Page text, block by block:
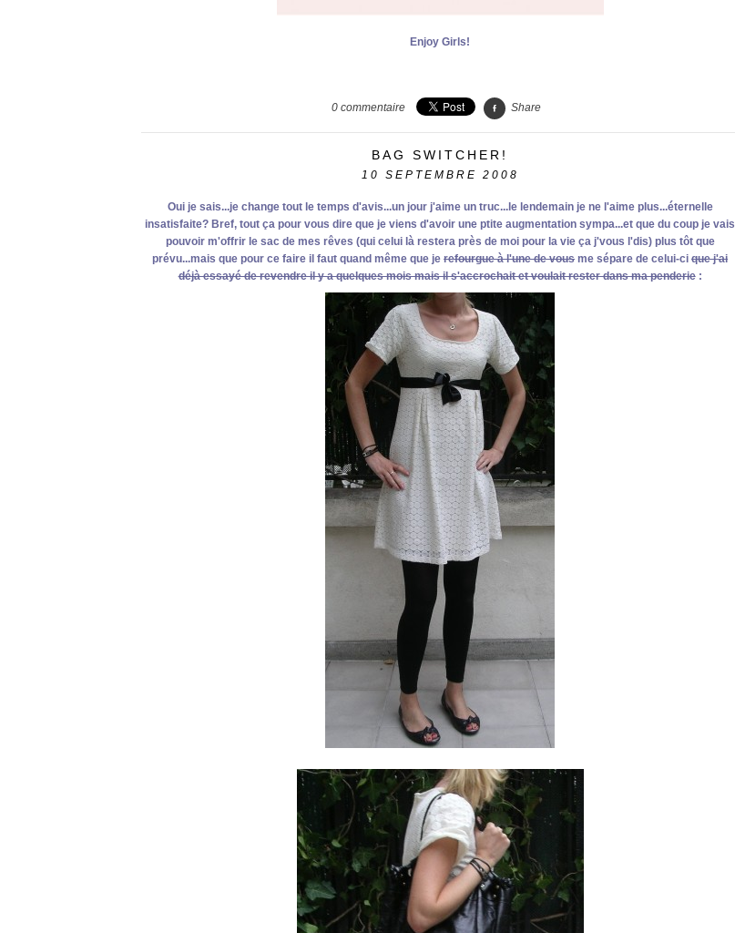
Enjoy Girls!
0 commentaire Share
BAG SWITCHER!
10 SEPTEMBRE 2008
Oui je sais...je change tout le temps d'avis...un jour j'aime un truc...le lendemain je ne l'aime plus...éternelle
insatisfaite? Bref, tout ça pour vous dire que je viens d'avoir une ptite augmentation sympa...et que du coup je vais
pouvoir m'offrir le sac de mes rêves (qui celui là restera près de moi pour la vie ça j'vous l'dis) plus tôt que
prévu...mais que pour ce faire il faut quand même que jerefourgue à l'une de vous me sépare de celui-cique j'ai
déjà essayé de revendre il y a quelques mois mais il s'accrochait et voulait rester dans ma penderie: